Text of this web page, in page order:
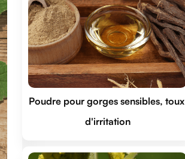
Poudre pour gorges sensibles, toux
d'irritation